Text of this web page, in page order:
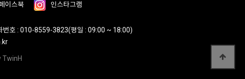
이스북 인스타그램
번호 : 010-8559-3823(평일 : 09:00 ~ 18:00)
TwinH